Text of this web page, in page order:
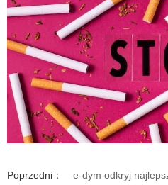
Poprzedni： e-dym odkryj